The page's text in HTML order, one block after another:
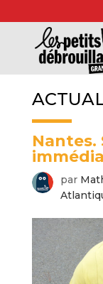
Nantes.
par